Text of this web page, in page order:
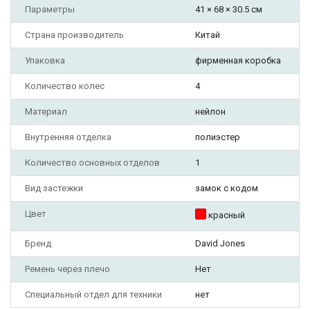
Параметры 41 × 68 × 30.5 см
Страна производитель Китай
Упаковка фирменная коробка
Количество колес 4
Материал нейлон
Внутренняя отделка полиэстер
Количество основных отделов 1
Вид застежки замок с кодом
Цвет красный
Бренд David Jones
Ремень через плечо Нет
Специальный отдел для техники нет